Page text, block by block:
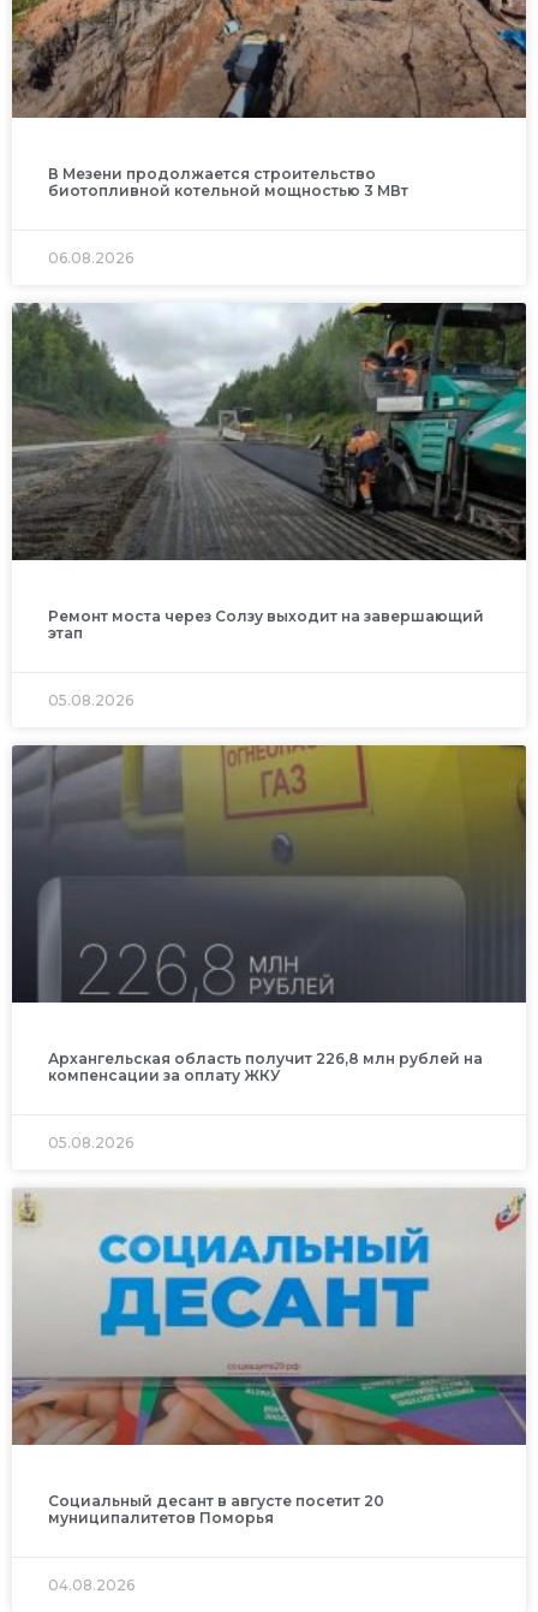
В Мезени продолжается строительство
биотопливной котельной мощностью 3 МВт
06.08.2026
Ремонт моста через Солзу выходит на завершающий
этап
05.08.2026
Архангельская область получит 226,8 млн рублей на
компенсации за оплату ЖКУ
05.08.2026
Социальный десант в августе посетит 20
муниципалитетов Поморья
04.08.2026